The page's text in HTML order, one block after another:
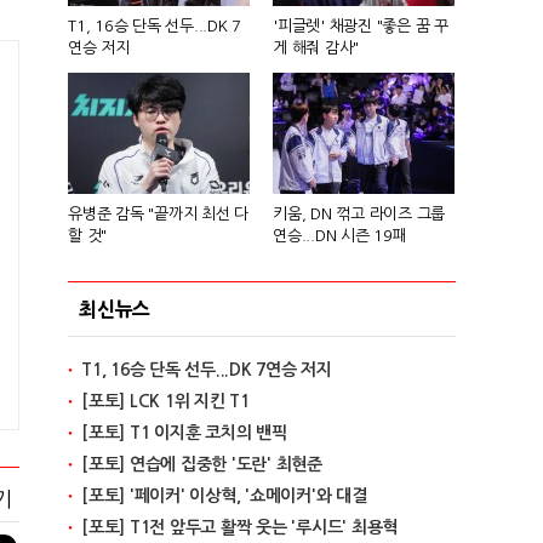
T1, 16승 단독 선두...DK 7
연승 저지
'피글렛' 채광진 "좋은 꿈 꾸
게 해줘 감사"
유병준 감독 "끝까지 최선 다
할 것"
키움, DN 꺾고 라이즈 그룹
연승...DN 시즌 19패
최신뉴스
T1, 16승 단독 선두...DK 7연승 저지
[포토] LCK 1위 지킨 T1
[포토] T1 이지훈 코치의 밴픽
[포토] 연습에 집중한 '도란' 최현준
[포토] '페이커' 이상혁, '쇼메이커'와 대결
[포토] T1전 앞두고 활짝 웃는 '루시드' 최용혁